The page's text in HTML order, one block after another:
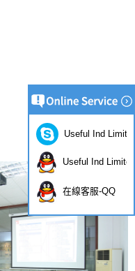
Useful Ind
Useful Ind Limited
在線客服-QQ